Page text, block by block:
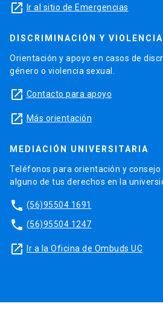
launch Ir al sitio de Emergencias
DISCRIMINACIÓN Y VIOLENCIA
Orientación y apoyo en casos de
género o violencia sexual.
launch Contacto para apoyo
launch Más orientación
MEDIACIÓN UNIVERSITARIA
Teléfonos para orientación y consejo
alguno de tus derechos en la
phone (56)95504 1691
phone (56)95504 1247
launch Ir a la Oficina de Ombuds UC